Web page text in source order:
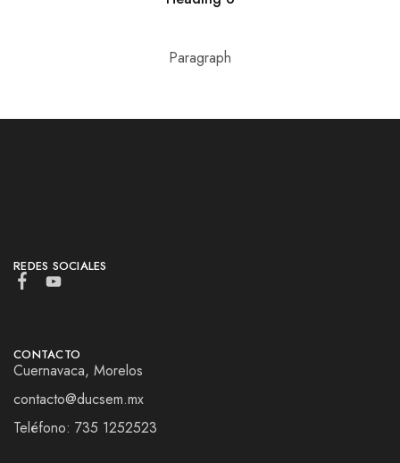
Paragraph
REDES SOCIALES
CONTACTO
Cuernavaca, Morelos
contacto@ducsem.mx
Teléfono: 735 1252523